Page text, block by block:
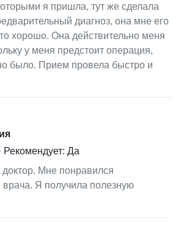
я пришла, тут же сделала
диагноз, она мне его
хорошо. Она действительно меня
у меня предстоит операция,
было. Прием провела быстро и
Рекомендует: Да
Мне понравился
Я получила полезную